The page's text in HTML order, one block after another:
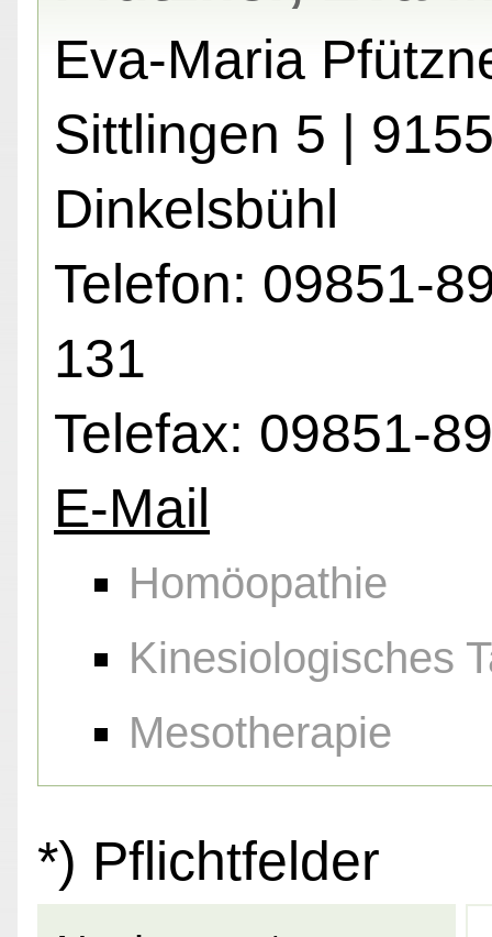
Eva-Maria
Sittlingen 5 |
Dinkelsbühl
Telefon: 09851-
131
Telefax: 09851-
E-Mail
Homöopathie
Kinesiologisches
Mesotherapie
*) Pflichtfelder